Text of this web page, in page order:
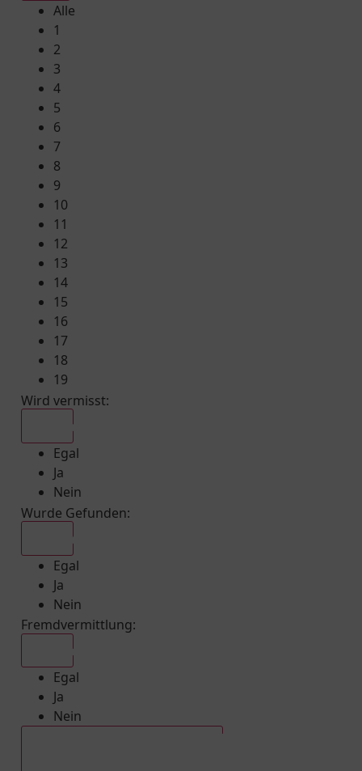
Alle
1
2
3
4
5
6
7
8
9
10
11
12
13
14
15
16
17
18
19
Wird vermisst:
Egal
Ja
Nein
Wurde Gefunden:
Egal
Ja
Nein
Fremdvermittlung:
Egal
Ja
Nein